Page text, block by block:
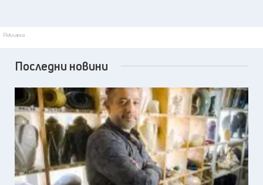
Реклама
Последни новини